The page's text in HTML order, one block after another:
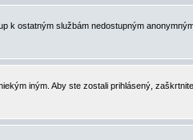
ostatným službám nedostupným
iným. Aby ste zostali prihlásený,